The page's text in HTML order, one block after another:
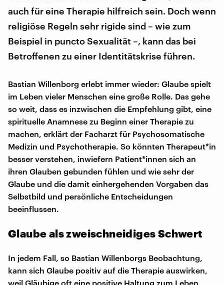
auch für eine Therapie hilfreich sein. Doch wenn
religiöse Regeln sehr rigide sind – wie zum
Beispiel in puncto Sexualität –, kann das bei
Betroffenen zu einer Identitätskrise führen.
Bastian Willenborg erlebt immer wieder: Glaube spielt
im Leben vieler Menschen eine große Rolle. Das gehe
so weit, dass es inzwischen die Empfehlung gibt, eine
spirituelle Anamnese zu Beginn einer Therapie zu
machen, erklärt der Facharzt für Psychosomatische
Medizin und Psychotherapie. So könnten Therapeut*in
besser verstehen, inwiefern Patient*innen sich an
ihren Glauben gebunden fühlen und wie sehr der
Glaube und die damit einhergehenden Vorgaben das
Selbstbild und persönliche Entscheidungen
beeinflussen.
Glaube als zweischneidiges Schwert
In jedem Fall, so Bastian Willenborgs Beobachtung,
kann sich Glaube positiv auf die Therapie auswirken,
weil Gläubige oft eine positive Haltung zum Leben